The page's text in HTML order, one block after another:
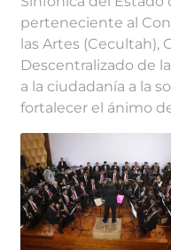
perteneciente al
las Artes (Cecultah),
Descentralizado de
a la ciudadanía a la
fortalecer el ánimo